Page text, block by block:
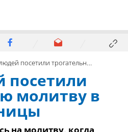
трогательную молитву в доме заложницы
посетили
молитву в